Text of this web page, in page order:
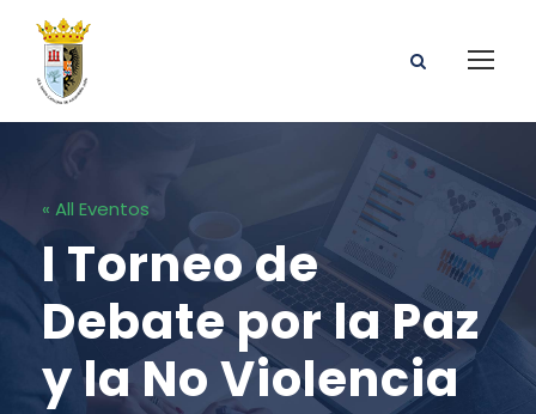
« All Eventos
I Torneo de
Debate por la Paz
y la No Violencia